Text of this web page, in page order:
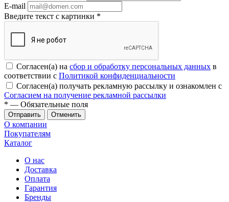
E-mail
Введите текст с картинки *
Согласен(а) на сбор и обработку персональных данных в
соответствии с Политикой конфиденциальности
Согласен(а) получать рекламную рассылку и ознакомлен с
Согласием на получение рекламной рассылки
* — Обязательные поля
Отменить
О компании
Покупателям
Каталог
О нас
Доставка
Оплата
Гарантия
Бренды